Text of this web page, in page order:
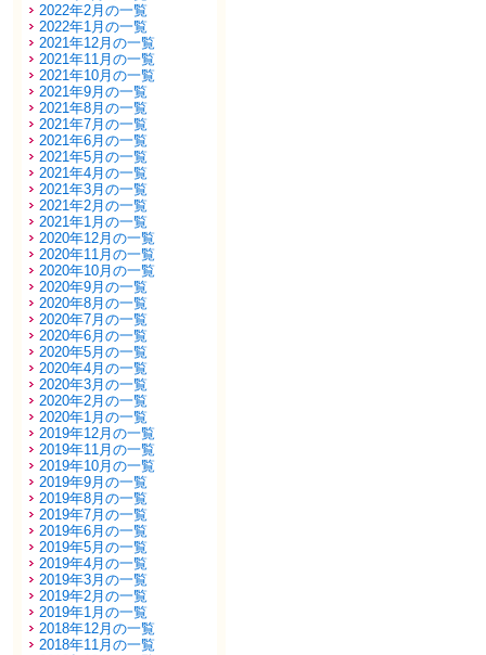
2022年2月の一覧
2022年1月の一覧
2021年12月の一覧
2021年11月の一覧
2021年10月の一覧
2021年9月の一覧
2021年8月の一覧
2021年7月の一覧
2021年6月の一覧
2021年5月の一覧
2021年4月の一覧
2021年3月の一覧
2021年2月の一覧
2021年1月の一覧
2020年12月の一覧
2020年11月の一覧
2020年10月の一覧
2020年9月の一覧
2020年8月の一覧
2020年7月の一覧
2020年6月の一覧
2020年5月の一覧
2020年4月の一覧
2020年3月の一覧
2020年2月の一覧
2020年1月の一覧
2019年12月の一覧
2019年11月の一覧
2019年10月の一覧
2019年9月の一覧
2019年8月の一覧
2019年7月の一覧
2019年6月の一覧
2019年5月の一覧
2019年4月の一覧
2019年3月の一覧
2019年2月の一覧
2019年1月の一覧
2018年12月の一覧
2018年11月の一覧